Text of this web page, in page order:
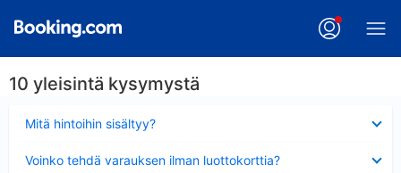
10 yleisintä kysymystä
Mitä hintoihin sisältyy?
Voinko tehdä varauksen ilman luottokorttia?